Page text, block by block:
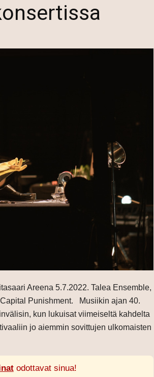
Areena 5.7.2022. Talea Ensemble,
Punishment. Musiikin ajan 40.
kun lukuisat viimeiseltä kahdelta
jo aiemmin sovittujen ulkomaisten
odottavat sinua!